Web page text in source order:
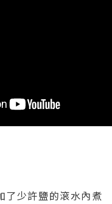
了少許鹽的滾水內煮